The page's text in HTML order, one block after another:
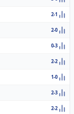
2-1
2-0
0-3
2-2
1-0
2-3
2-2